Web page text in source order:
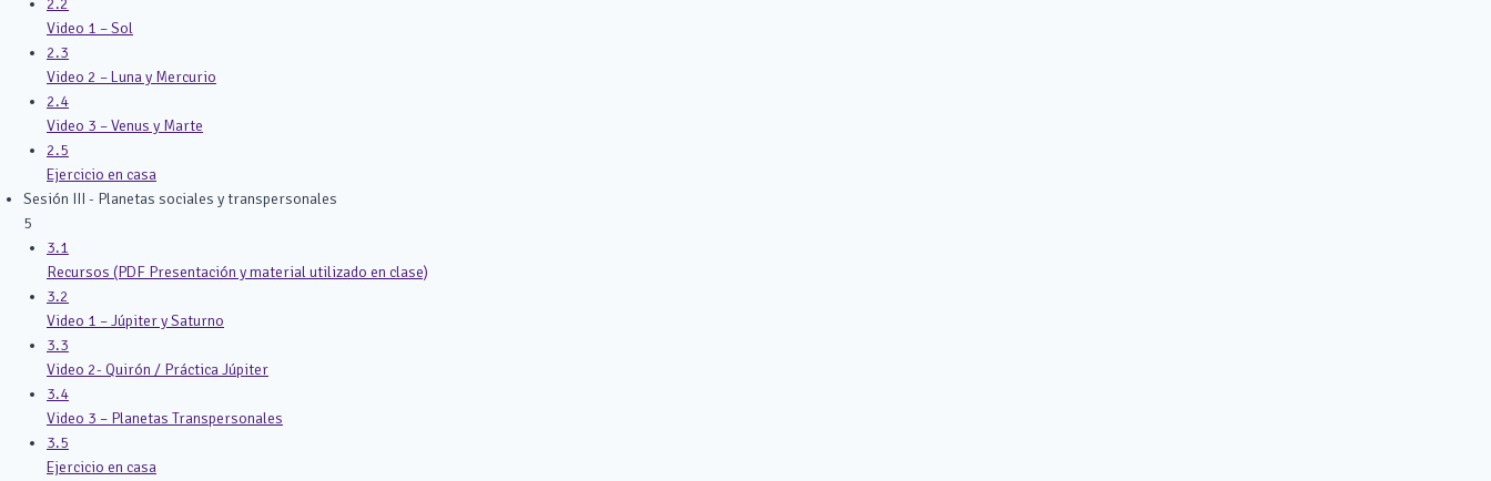
2.2
Video 1 – Sol
2.3
Video 2 – Luna y Mercurio
2.4
Video 3 – Venus y Marte
2.5
Ejercicio en casa
Sesión III - Planetas sociales y transpersonales
5
3.1
Recursos (PDF Presentación y material utilizado en clase)
3.2
Video 1 – Júpiter y Saturno
3.3
Video 2- Quirón / Práctica Júpiter
3.4
Video 3 – Planetas Transpersonales
3.5
Ejercicio en casa